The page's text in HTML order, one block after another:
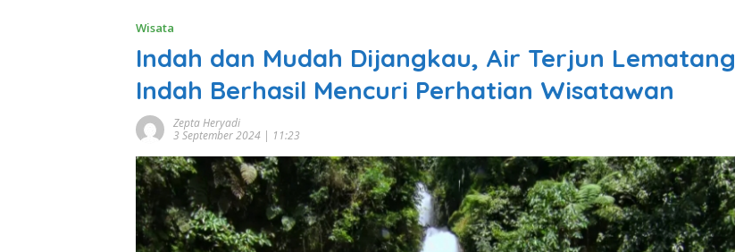
Wisata
Indah dan Mudah Dijangkau, Air Terjun Lematang
Indah Berhasil Mencuri Perhatian Wisatawan
Zepta Heryadi
3 September 2024 | 11:23